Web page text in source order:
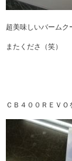
超美味しいバームク
またくださ（笑）
ＣＢ４００ＲＥＶ